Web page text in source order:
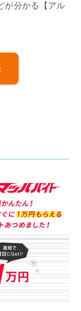
が分かる【アル